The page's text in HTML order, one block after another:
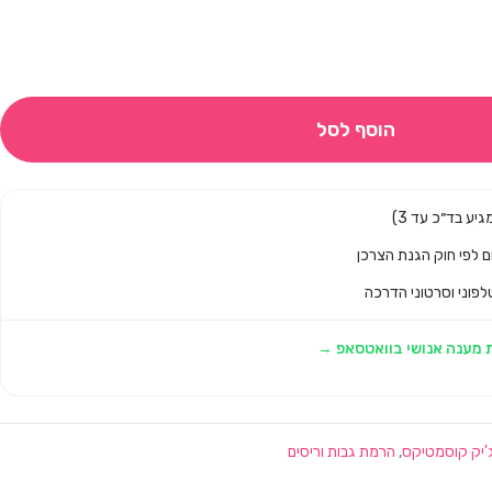
הוסף לסל
וסרטוני הדרכה
אנושי בוואטסאפ →
, הרמת גבות וריסים